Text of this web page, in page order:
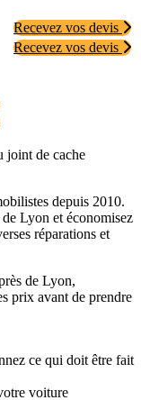
Recevez vos devis
Recevez vos devis
joint de cache
depuis 2010.
Lyon et économisez
réparations et
de Lyon,
prix avant de prendre
ce qui doit être fait
voiture